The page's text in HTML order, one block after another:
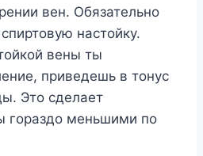
вен. Обязательно
настойку.
вены ты
приведешь в тонус
Это сделает
гораздо меньшими по